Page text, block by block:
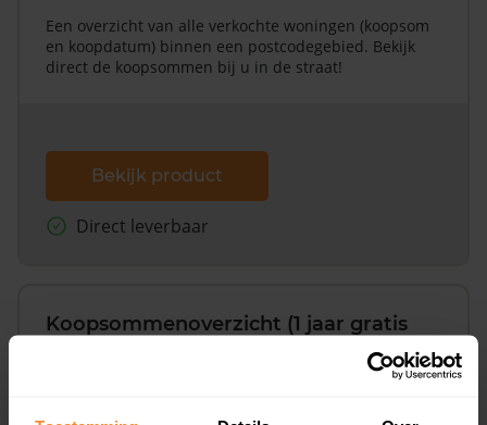
Een overzicht van alle verkochte woningen (koopsom
en koopdatum) binnen een postcodegebied. Bekijk
direct de koopsommen bij u in de straat!
Bekijk product
Direct leverbaar
Koopsommenoverzicht (1 jaar gratis